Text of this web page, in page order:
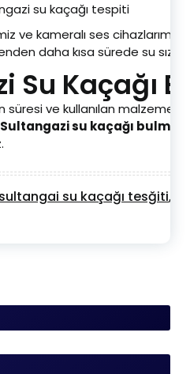
ve kameralı ses
daha kısa sürede su
Su Kaçağı
ve kullanılan
Sultangazi su kaçağı bulma
sultangai su kaçağı tesğiti,